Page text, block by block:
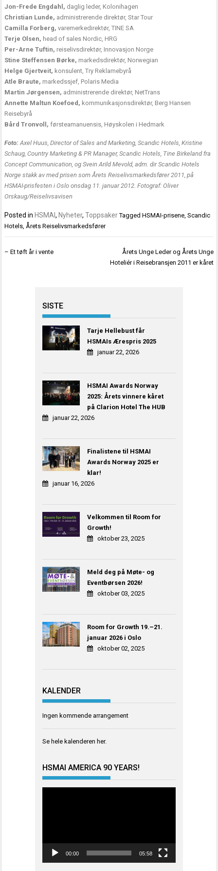
Jon-Frede Engdahl, daglig leder, Kolonihagen
Christian Lunde, administrerende direktør, Star Tour
Camilla Forberg, varemerkedirektør, TINE SA
Terje Olsen, head of sales Nordic, HRG
Per-Arne Tuftin, reiselivsdirektør, Innovasjon Norge
Stine Steffensen Børke, markedsdirektør, Norwegian
Helge Gjertveit, konsulent, Try Reklamebyrå
Atle Braute, markedssjef, Polaris Media
Martin Jørgensen, administrerende direktør, NetTrans
Annette Maltun Koefoed, kommunikasjonsdirektør, Berg Hansen
Reisebyrå
Bård Tronvoll, førsteamanuensis, Høyskolen i Hedmark
Foto: Axel Huus, Director of Sales and Marketing, Scandic Hotels, Kristine
Schaug, Country Marketing & PR Manager, Scandic Hotels, Tine Birkeland fra
Concept Communication, og Svein Arild Mevold, adm. dir Scandic Hotels
Norge stakk av med prisen som Årets Reiselivsmarkedsfører 2011, på
HSMAI-prisfesten i Oslo onsdag 11. januar 2012. Fotograf: Oliver
Orskaug/Reiselivsavisen
Posted in HSMAI, Nyheter,Toppsaker TaggedHSMAI-prisene,Scandic
Hotels,Årets Reiselivsmarkedsfører
Innleggsnavigasjon
– Et tøft år i vente
Årets Unge Leder og Årets Unge
Hoteliér i Reisebransjen 2011 er kåret
SISTE
Tarje Hellebust får
HSMAIs Ærespris 2025
januar 22, 2026
HSMAI Awards Norway
2025: Årets vinnere kåret
på Clarion Hotel The HUB
januar 22, 2026
Finalistene til HSMAI
Awards Norway 2025 er
klar!
januar 16, 2026
Velkommen til Room for
Growth!
oktober 23, 2025
Meld deg på Møte- og
Eventbørsen 2026!
oktober 03, 2025
Room for Growth 19.–21.
januar 2026 i Oslo
oktober 02, 2025
KALENDER
Ingen kommende arrangement
Se hele kalenderen her.
HSMAI AMERICA 90 YEARS!
00:00 05:58